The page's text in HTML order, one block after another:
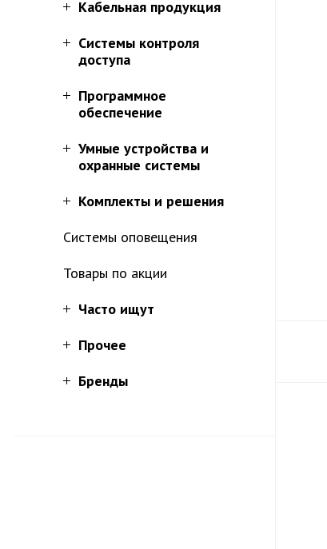
Кабельная продукция
Системы контроля
доступа
Программное
обеспечение
Умные устройства и
охранные системы
Комплекты и решения
Системы оповещения
Товары по акции
Часто ищут
Прочее
Бренды